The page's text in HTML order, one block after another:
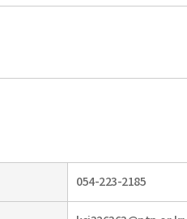
054-223-2185